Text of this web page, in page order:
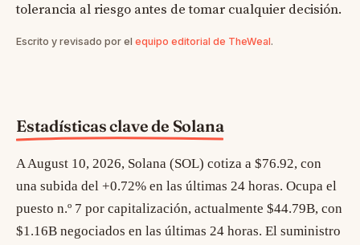
Estadísticas clave de Solana
A August 10, 2026, Solana (SOL) cotiza a $76.92, con
una subida del +0.72% en las últimas 24 horas. Ocupa el
puesto n.º 7 por capitalización, actualmente $44.79B, con
$1.16B negociados en las últimas 24 horas. El suministro
tolerancia al riesgo antes de tomar cualquier decisión.
Escrito y revisado por el equipo editorial de TheWeal.